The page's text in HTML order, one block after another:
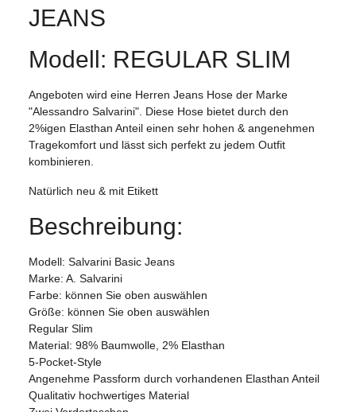
JEANS
Modell: REGULAR SLIM
Angeboten wird eine Herren Jeans Hose der Marke
"Alessandro Salvarini". Diese Hose bietet durch den
2%igen Elasthan Anteil einen sehr hohen & angenehmen
Tragekomfort und lässt sich perfekt zu jedem Outfit
kombinieren.
Natürlich neu & mit Etikett
Beschreibung:
Modell: Salvarini Basic Jeans
Marke: A. Salvarini
Farbe: können Sie oben auswählen
Größe: können Sie oben auswählen
Regular Slim
Material: 98% Baumwolle, 2% Elasthan
5-Pocket-Style
Angenehme Passform durch vorhandenen Elasthan Anteil
Qualitativ hochwertiges Material